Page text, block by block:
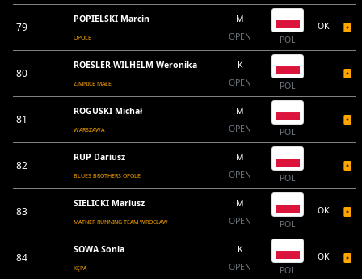
79
POPIELSKI Marcin
OPOLE
M
OPEN
POL
OK
80
ROESLER-WILHELM Weronika
ZIMNICE MAŁE
K
OPEN
POL
81
ROGUSKI Michał
WARSZAWA
M
OPEN
POL
82
RUP Dariusz
BLUES BROTHERS OPOLE
M
OPEN
POL
83
SIELICKI Mariusz
MATNER RUNNING TEAM WROCŁAW
M
OPEN
POL
OK
84
SOWA Sonia
KĘPA
K
OPEN
POL
OK